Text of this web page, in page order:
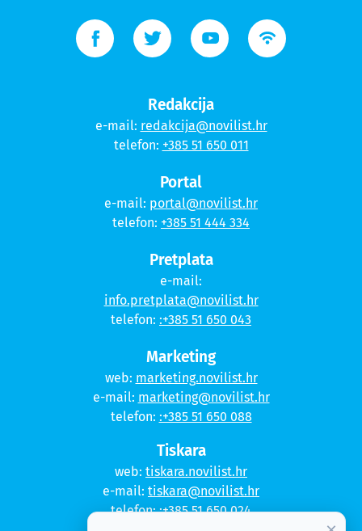
Redakcija
e-mail: redakcija@novilist.hr
telefon: +385 51 650 011
Portal
e-mail: portal@novilist.hr
telefon: +385 51 444 334
Pretplata
e-mail:
info.pretplata@novilist.hr
telefon: :+385 51 650 043
Marketing
web: marketing.novilist.hr
e-mail: marketing@novilist.hr
telefon: :+385 51 650 088
Tiskara
web: tiskara.novilist.hr
e-mail: tiskara@novilist.hr
telefon::+385 51 650 024